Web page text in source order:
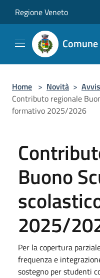
Regione Veneto
Home > Novità >
Contributo regionale
formativo 2025/2026
Buono
2025/
Per la copertura
frequenza e
sostegno per studenti